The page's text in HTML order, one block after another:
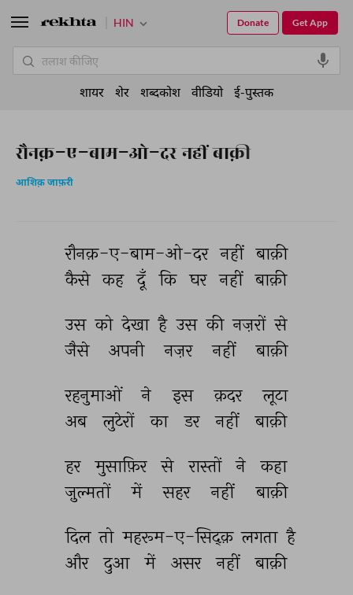
रौनक़-ए-बाम-ओ-दर नहीं बाक़ी
आशिक़ जाफ़री
रौनक़-ए-बाम-ओ-दर नहीं बाक़ी
कैसे कह दूँ कि घर नहीं बाक़ी
उस को देखा है उस की नज़रों से
जैसे
अपनी नज़र नहीं बाक़ी
रहनुमाओं ने इस क़दर
लूटा
अब
लुटेरों का डर नहीं बाक़ी
हर मुसाफ़िर से रास्तों ने
कहा
ज़ुल्मतों
में सहर नहीं बाक़ी
दिल तो महरूम-ए-सिद्क़ लगता है
और
दुआ में असर नहीं बाक़ी
HIN Get App
Donate
शायर शेर शब्दकोश वीडियो ई-पुस्तक